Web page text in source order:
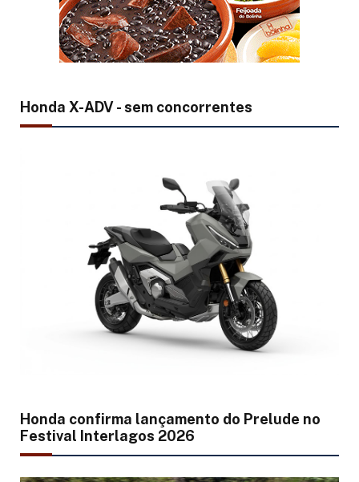
Honda X-ADV - sem concorrentes
Honda confirma lançamento do Prelude no
Festival Interlagos 2026